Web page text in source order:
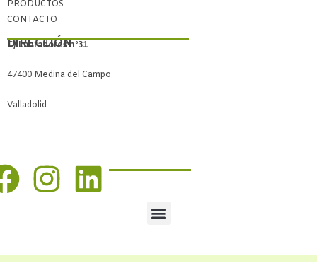
PRODUCTOS
CONTACTO
DIRECCIÓN
C/ Labradores nº31
47400 Medina del Campo
Valladolid
SÍGUENOS